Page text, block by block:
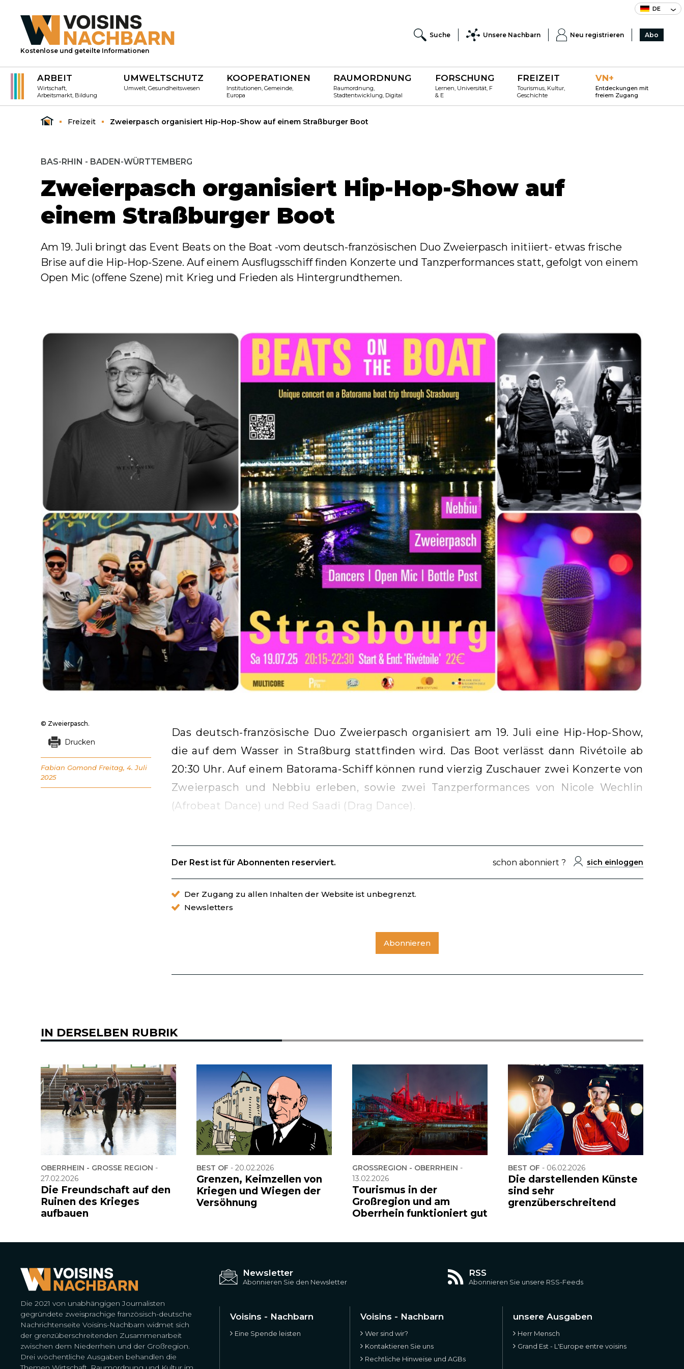
DE
Kostenlose und geteilte Informationen
Suche Unsere Nachbarn Neu registrieren Abo
ARBEIT
Wirtschaft,
Arbeitsmarkt, Bildung
UMWELTSCHUTZ
Umwelt, Gesundheitswesen
KOOPERATIONEN
Institutionen, Gemeinde,
Europa
RAUMORDNUNG
Raumordnung,
Stadtentwicklung, Digital
FORSCHUNG
Lernen, Universität, F
& E
FREIZEIT
Tourismus, Kultur,
Geschichte
VN+
Entdeckungen mit
freiem Zugang
Freizeit Zweierpasch organisiert Hip-Hop-Show auf einem Straßburger Boot
BAS-RHIN - BADEN-WÜRTTEMBERG
Zweierpasch organisiert Hip-Hop-Show auf
einem Straßburger Boot
Am 19. Juli bringt das Event Beats on the Boat -vom deutsch-französischen Duo Zweierpasch initiiert- etwas frische
Brise auf die Hip-Hop-Szene. Auf einem Ausflugsschiff finden Konzerte und Tanzperformances statt, gefolgt von einem
Open Mic (offene Szene) mit Krieg und Frieden als Hintergrundthemen.
Das deutsch-französische Duo Zweierpasch organisiert am 19. Juli eine Hip-Hop-Show,
die auf dem Wasser in Straßburg stattfinden wird. Das Boot verlässt dann Rivétoile ab
20:30 Uhr. Auf einem Batorama-Schiff können rund vierzig Zuschauer zwei Konzerte von
Zweierpasch und Nebbiu erleben, sowie zwei Tanzperformances von Nicole Wechlin
(Afrobeat Dance) und Red Saadi (Drag Dance).
Der Rest ist für Abonnenten reserviert. schon abonniert ? sich einloggen
Der Zugang zu allen Inhalten der Website ist unbegrenzt.
Newsletters
Abonnieren
© Zweierpasch.
Drucken
Fabian Gomond Freitag, 4. Juli
2025
IN DERSELBEN RUBRIK
OBERRHEIN - GROSSE REGION -
27.02.2026
Die Freundschaft auf den
Ruinen des Krieges
aufbauen
BEST OF - 20.02.2026
Grenzen, Keimzellen von
Kriegen und Wiegen der
Versöhnung
GROSSREGION - OBERRHEIN
-
13.02.2026
Tourismus in der
Großregion und am
Oberrhein funktioniert gut
BEST OF - 06.02.2026
Die darstellenden Künste
sind sehr
grenzüberschreitend
Die 2021 von unabhängigen Journalisten
gegründete zweisprachige französisch-deutsche
Nachrichtenseite Voisins-Nachbarn widmet sich
der grenzüberschreitenden Zusammenarbeit
zwischen dem Niederrhein und der Großregion.
Drei wöchentliche Ausgaben behandlen die
Newsletter
Abonnieren Sie den Newsletter
RSS
Abonnieren Sie unsere RSS-Feeds
Voisins - Nachbarn
Eine Spende leisten
Voisins - Nachbarn
Wer sind wir?
Kontaktieren Sie uns
Rechtliche Hinweise und AGBs
unsere Ausgaben
Herr Mensch
Grand Est - L'Europe entre voisins